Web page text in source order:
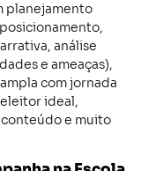
planejamento
análise
e ameaças),
com jornada
ideal,
e muito